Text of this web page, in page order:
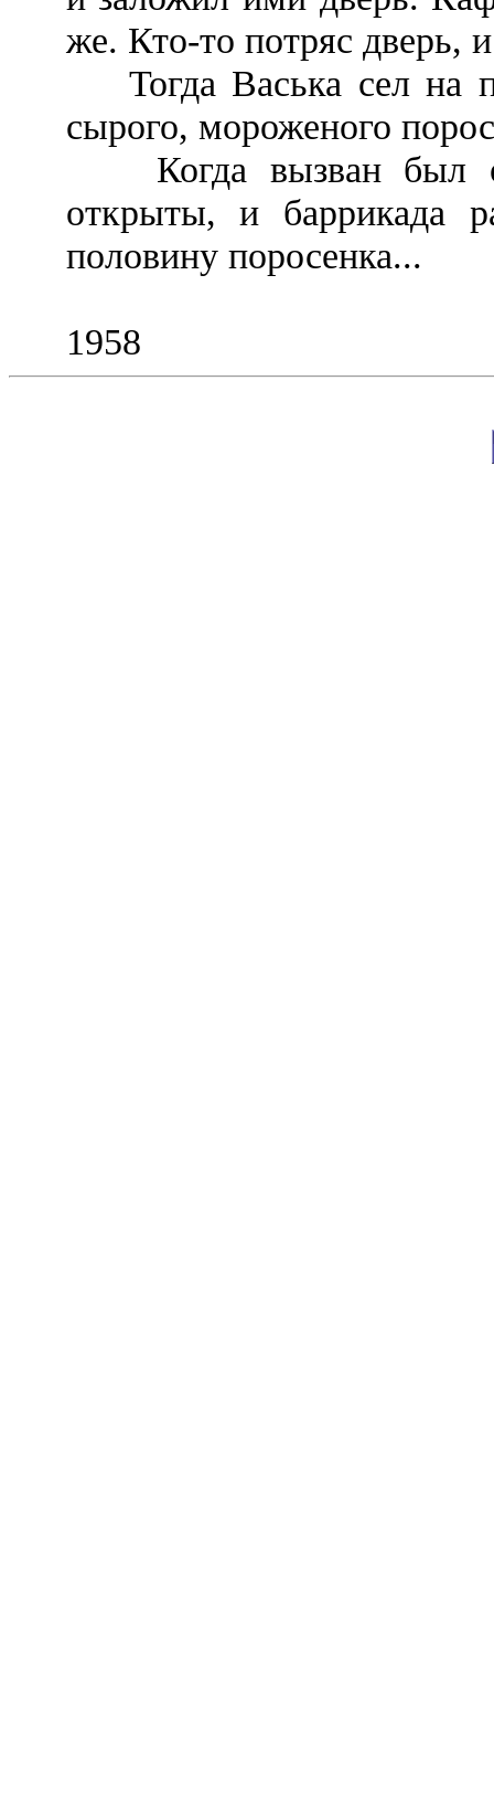
же. Кто-то потряс дверь,
Тогда Васька сел на
сырого, мороженого
Когда вызван был
открыты, и баррикада
половину поросенка...
1958